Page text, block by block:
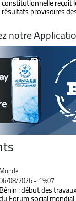
constitutionnelle reçoit
résultats provisoires
notre
Catégorie
Monde
08/2026 - 19:07
Bénin : début des